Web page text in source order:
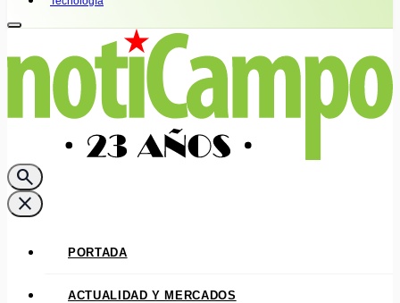
search
close
PORTADA
ACTUALIDAD Y MERCADOS